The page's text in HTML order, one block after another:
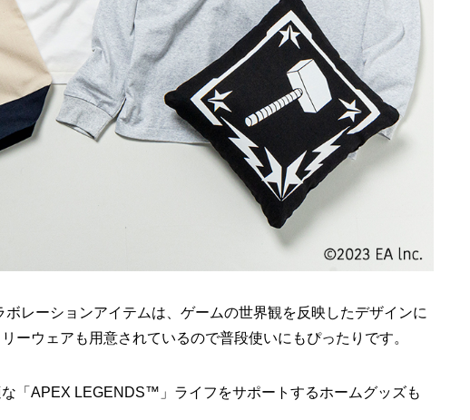
レーションアイテムは、ゲームの世界観を反映したデザインに
ーウェアも用意されているので普段使いにもぴったりです。
「APEX LEGENDS™」ライフをサポートするホームグッズも